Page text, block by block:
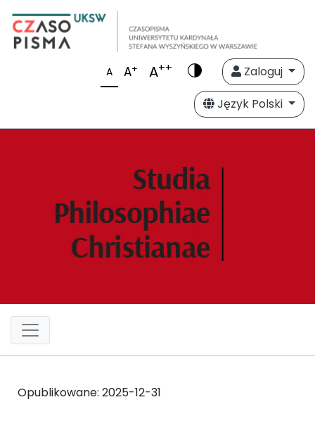
A A+ A++
Zaloguj
Język Polski
Opublikowane: 2025-12-31